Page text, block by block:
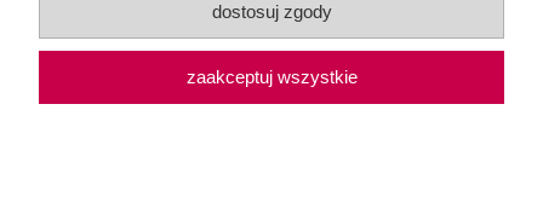
pokaż pełną wersję strony
Sklep internetowy Shoper.pl
dostosuj zgody
zaakceptuj wszystkie